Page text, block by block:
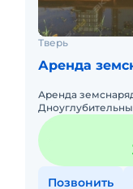
Тверь
Аренда
Аренда
Наша
сформирова
Позвонить